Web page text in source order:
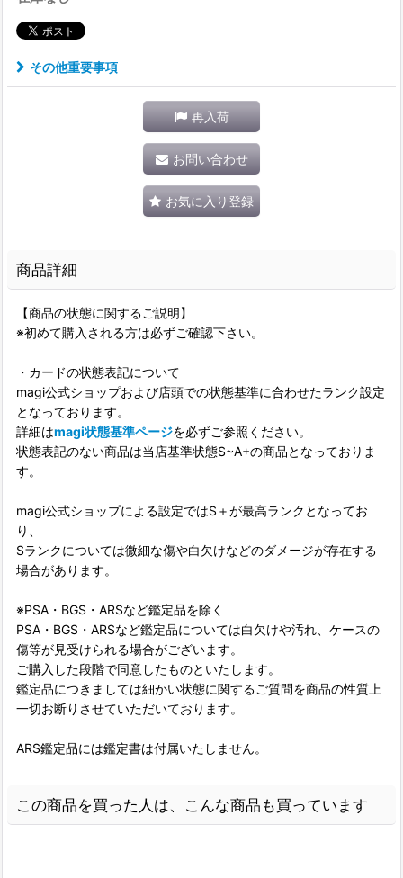
その他重要事項
再入荷
お問い合わせ
お気に入り登録
商品詳細
【商品の状態に関するご説明】
※初めて購入される方は必ずご確認下さい。
・カードの状態表記について
magi公式ショップおよび店頭での状態基準に合わせたランク設定
となっております。
詳細はmagi状態基準ページを必ずご参照ください。
状態表記のない商品は当店基準状態S~A+の商品となっておりま
す。
magi公式ショップによる設定ではS＋が最高ランクとなってお
り、
Sランクについては微細な傷や白欠けなどのダメージが存在する
場合があります。
※PSA・BGS・ARSなど鑑定品を除く
PSA・BGS・ARSなど鑑定品については白欠けや汚れ、ケースの
傷等が見受けられる場合がございます。
ご購入した段階で同意したものといたします。
鑑定品につきましては細かい状態に関するご質問を商品の性質上
一切お断りさせていただいております。
ARS鑑定品には鑑定書は付属いたしません。
この商品を買った人は、こんな商品も買っています